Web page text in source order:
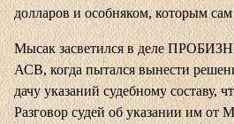
долларов и особняком, которым
Мысак засветился в деле
АСВ, когда пытался вынести
дачу указаний судебному составу,
Разговор судей об указании им от